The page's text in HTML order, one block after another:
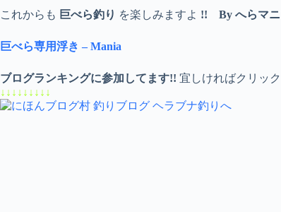
これからも 巨べら釣り を楽しみますよ !! By へらマ
巨べら専用浮き – Mania
ブログランキングに参加してます!! 宜しければクリッ
↓↓↓↓↓↓↓↓↓